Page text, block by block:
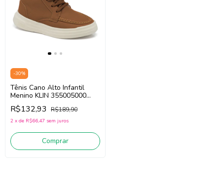
-30%
Tênis Cano Alto Infantil
Menino KLIN 355005000
(Caramelo / Off White)
R$132,93 R$189,90
2 x de R$66,47 sem juros
Comprar